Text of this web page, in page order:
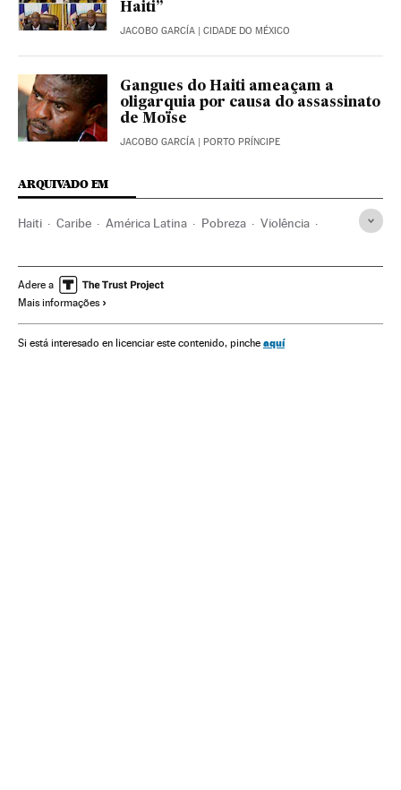
Haiti”
JACOBO GARCÍA | CIDADE DO MÉXICO
Gangues do Haiti ameaçam a
oligarquia por causa do assassinato
de Moïse
JACOBO GARCÍA | PORTO PRÍNCIPE
ARQUIVADO EM
Haiti Caribe América Latina Pobreza Violência
Homicídios Crises políticas
Adere a
Mais informações
Si está interesado en licenciar este contenido, pinche aquí